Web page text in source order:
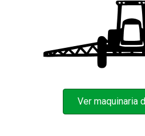
Ver maquinaria